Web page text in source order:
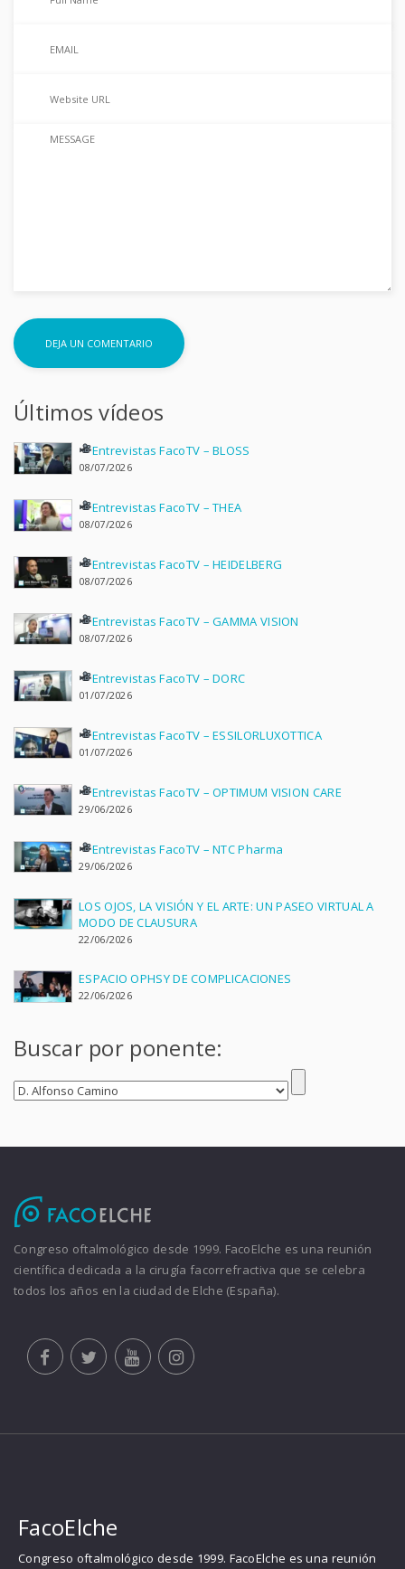
Últimos vídeos
Entrevistas FacoTV – BLOSS
08/07/2026
Entrevistas FacoTV – THEA
08/07/2026
Entrevistas FacoTV – HEIDELBERG
08/07/2026
Entrevistas FacoTV – GAMMA VISION
08/07/2026
Entrevistas FacoTV – DORC
01/07/2026
Entrevistas FacoTV – ESSILORLUXOTTICA
01/07/2026
Entrevistas FacoTV – OPTIMUM VISION CARE
29/06/2026
Entrevistas FacoTV – NTC Pharma
29/06/2026
LOS OJOS, LA VISIÓN Y EL ARTE: UN PASEO VIRTUAL A
MODO DE CLAUSURA
22/06/2026
ESPACIO OPHSY DE COMPLICACIONES
22/06/2026
Buscar por ponente:
Congreso oftalmológico desde 1999. FacoElche es una reunión
científica dedicada a la cirugía facorrefractiva que se celebra
todos los años en la ciudad de Elche (España).
FacoElche
Congreso oftalmológico desde 1999. FacoElche es una reunión